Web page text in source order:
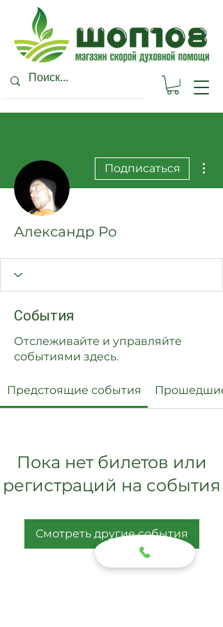
Подписаться
Александр Ро
События
Отслеживайте и управляйте
событиями здесь.
Предстоящие события
Пока нет билетов или
регистраций на события
Смотреть другие события